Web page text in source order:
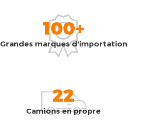
100+
Grandes marques d'importation
22
Camions en propre